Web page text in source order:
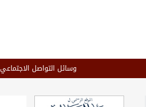
وسائل التواصل الاجتماعي